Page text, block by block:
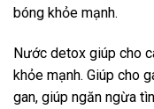
bóng khỏe mạnh.
Nước detox giúp cho
khỏe mạnh. Giúp cho
gan, giúp ngăn ngừa